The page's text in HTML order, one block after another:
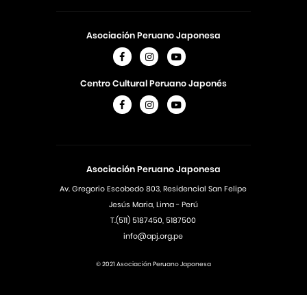
Asociación Peruano Japonesa
Av. Gregorio Escobedo 803, Residencial San Felipe
Jesús Maria, Lima - Perú
T.(511) 5187450, 5187500
info@apj.org.pe
Asociación Peruano Japonesa
Centro Cultural Peruano Japonés
© 2021 Asociación Peruano Japonesa